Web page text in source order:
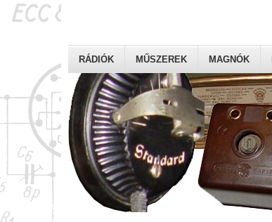
RÁDIÓK MŰSZEREK MAGNÓK